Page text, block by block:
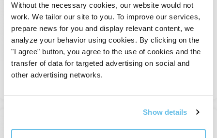
Without the necessary cookies, our website would not
work. We tailor our site to you. To improve our services,
prepare news for you and display relevant content, we
analyze your behavior using cookies. By clicking on the
"I agree" button, you agree to the use of cookies and the
transfer of data for targeted advertising on social and
other advertising networks.
Show details
-70%
Žena Bik (bik)
Znakovi zodijaka
Na stanju
4,55 €15,17 €
Pregledajte
-70%